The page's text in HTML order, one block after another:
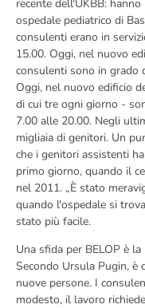
recente dell'UKBB:
ospedale pediatrico di
consulenti erano in
15.00. Oggi, nel nuovo
consulenti sono in grado
Oggi, nel nuovo edificio
di cui tre ogni giorno -
7.00 alle 20.00. Negli
migliaia di genitori. Un
che i genitori assistenti
primo giorno, quando il
nel 2011. „È stato
quando l'ospedale si
stato più facile.
Una sfida per BELOP è
Secondo Ursula Pugin, è
nuove persone. I
modesto, il lavoro